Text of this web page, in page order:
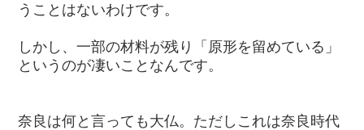
うことはないわけです。
しかし、一部の材料が残り「原形を留めている」
というのが凄いことなんです。
奈良は何と言っても大仏。ただしこれは奈良時代